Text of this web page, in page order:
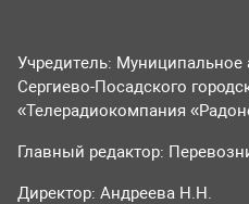
Учредитель:
Сергиево-Посадского
«Телерадиокомпания
Главный редактор:
Директор: Андреева Н.Н.